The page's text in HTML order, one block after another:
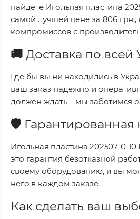
найдете Игольная пластина
самой лучшей цене за 806 грн.,
компромиссов с
🚚 Доставка по всей
Где бы вы ни находились в
ваш заказ надежно и
должен ждать – мы заботимся
🛡️ Гарантированная
Игольная пластина 202507-0-10
это гарантия безотказной
своему оборудованию, и вы
него в каждом заказе.
Как сделать ваш